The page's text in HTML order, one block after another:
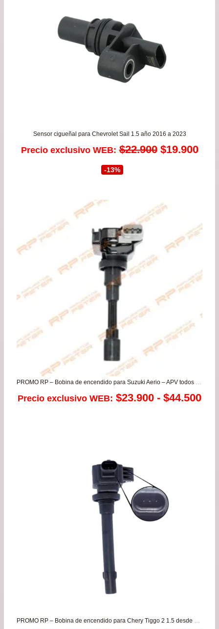
Sensor cigueñal para Chevrolet Sail 1.5 año 2016 a 2023
Precio exclusivo WEB: $22.900 El
era:
$22.900.
$19.900El
-13%
PROMO RP – Bobina de encendido para Suzuki Aerio – APV todos – Baleno – Grand Vitara 1.6 – Ignis – Jimny – Liana – Mastervan – Swift – SX4
Precio exclusivo WEB: $23.900 - $44.500
PROMO RP – Bobina de encendido para Chery Tiggo 2 1.5 desde 2017 a 2024